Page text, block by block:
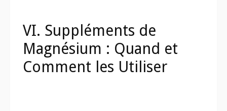
VI. Suppléments de
Magnésium : Quand et
Comment les Utiliser